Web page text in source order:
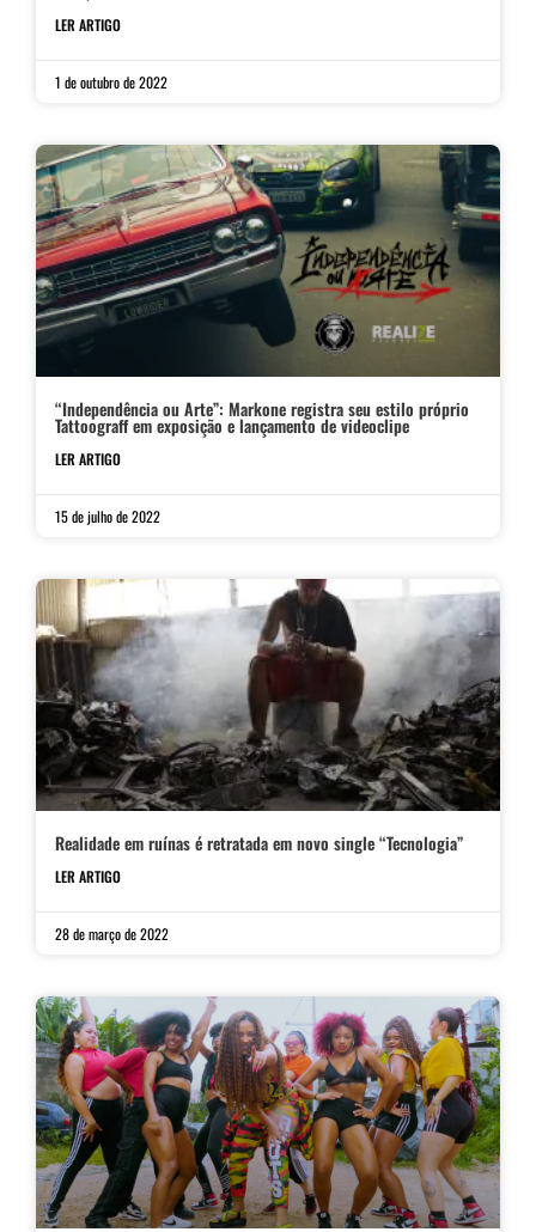
LER ARTIGO
1 de outubro de 2022
“Independência ou Arte”: Markone registra seu estilo próprio
Tattoograff em exposição e lançamento de videoclipe
LER ARTIGO
15 de julho de 2022
Realidade em ruínas é retratada em novo single “Tecnologia”
LER ARTIGO
28 de março de 2022